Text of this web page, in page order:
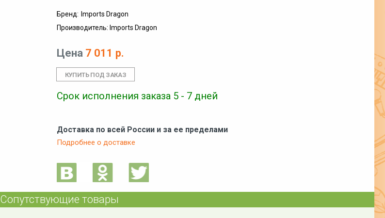
Бренд: Imports Dragon
Производитель: Imports Dragon
Цена 7 011 р.
Срок исполнения заказа 5 - 7 дней
Доставка по всей России и за ее пределами
Подробнее о доставке
Сопутствующие товары